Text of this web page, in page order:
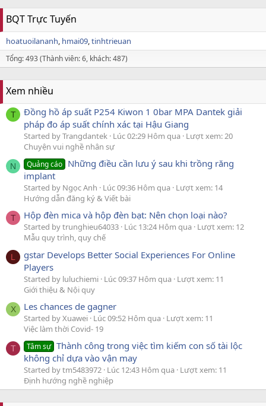
BQT Trực Tuyến
hoatuoilananh hmai09 tinhtrieuan
Tổng: 493 (Thành viên: 6, khách: 487)
Xem nhiều
T
Đồng hồ áp suất P254 Kiwon 1 0bar MPA Dantek giải
pháp đo áp suất chính xác tại Hậu Giang
Started by Trangdantek Lúc 02:29 Hôm qua Lượt xem: 20
Chuyện vui nghề nhân sự
N Quảng cáo Những điều cần lưu ý sau khi trồng răng
implant
Started by Ngọc Anh Lúc 09:36 Hôm qua Lượt xem: 14
Hướng dẫn đăng ký & Viết bài
T Hộp đèn mica và hộp đèn bạt: Nên chọn loại nào?
Started by trunghieu64033 Lúc 13:24 Hôm qua Lượt xem: 12
Mẫu quy trình, quy chế
L
gstar Develops Better Social Experiences For Online
Players
Started by luluchiemi Lúc 09:37 Hôm qua Lượt xem: 11
Giới thiệu & Nội quy
X Les chances de gagner
Started by Xuawei Lúc 09:52 Hôm qua Lượt xem: 11
Việc làm thời Covid- 19
T Tâm sự Thành công trong việc tìm kiếm con số tài lộc
không chỉ dựa vào vận may
Started by tm5483972 Lúc 12:43 Hôm qua Lượt xem: 11
Định hướng nghề nghiệp